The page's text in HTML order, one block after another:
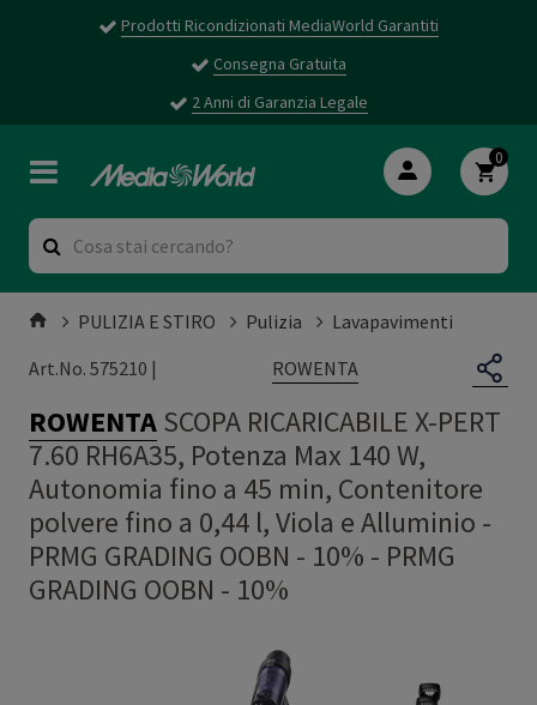
Prodotti Ricondizionati MediaWorld Garantiti
Consegna Gratuita
2 Anni di Garanzia Legale
0
PULIZIA E STIRO Pulizia
Lavapavimenti
Art.No. 575210 |
ROWENTA
ROWENTASCOPA RICARICABILE X-PERT
7.60 RH6A35, Potenza Max 140 W,
Autonomia fino a 45 min, Contenitore
polvere fino a 0,44 l, Viola e Alluminio -
PRMG GRADING OOBN - 10% - PRMG
GRADING OOBN - 10%